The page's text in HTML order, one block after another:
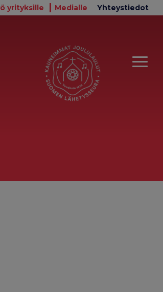
yrityksille Medialle Yhteystiedot